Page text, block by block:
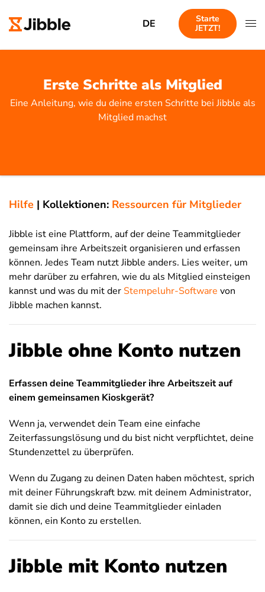
DE
Starte
JETZT!
Erste Schritte als Mitglied
Eine Anleitung, wie du deine ersten Schritte bei Jibble als
Mitglied machst
Hilfe | Kollektionen: Ressourcen für Mitglieder
Jibble ist eine Plattform, auf der deine Teammitglieder
gemeinsam ihre Arbeitszeit organisieren und erfassen
können. Jedes Team nutzt Jibble anders. Lies weiter, um
mehr darüber zu erfahren, wie du als Mitglied einsteigen
kannst und was du mit der Stempeluhr-Software von
Jibble machen kannst.
Jibble ohne Konto nutzen
Erfassen deine Teammitglieder ihre Arbeitszeit auf
einem gemeinsamen Kioskgerät?
Wenn ja, verwendet dein Team eine einfache
Zeiterfassungslösung und du bist nicht verpflichtet, deine
Stundenzettel zu überprüfen.
Wenn du Zugang zu deinen Daten haben möchtest, sprich
mit deiner Führungskraft bzw. mit deinem Administrator,
damit sie dich und deine Teammitglieder einladen
können, ein Konto zu erstellen.
Jibble mit Konto nutzen